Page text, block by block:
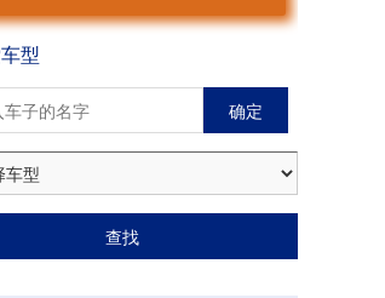
型
确定
查找